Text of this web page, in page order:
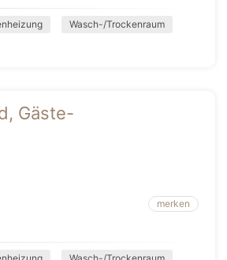
Wasch-/Trockenraum
Gäste-
merken